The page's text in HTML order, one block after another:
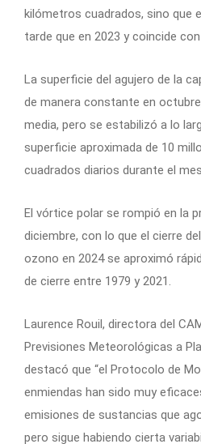
kilómetros cuadrados, sino que
tarde que en 2023 y coincide
La superficie del agujero de la
de manera constante en
media, pero se estabilizó a lo
superficie aproximada de 10
cuadrados diarios durante el
El vórtice polar se rompió en la
diciembre, con lo que el cierre
ozono en 2024 se aproximó
de cierre entre 1979 y 2021.
Laurence Rouil, directora del
Previsiones Meteorológicas a
destacó que “el Protocolo de
enmiendas han sido muy
emisiones de sustancias que
pero sigue habiendo cierta